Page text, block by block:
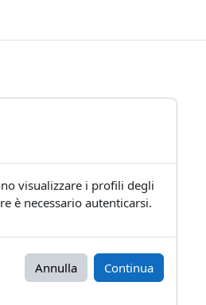
visualizzare i profili degli
è necessario autenticarsi.
Annulla Continua